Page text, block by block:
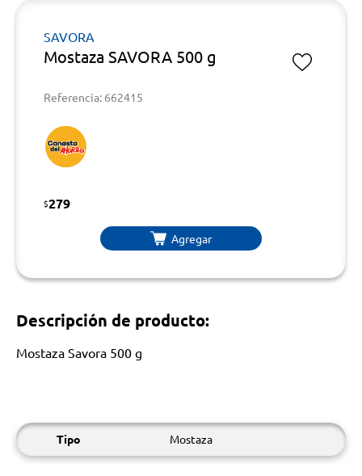
SAVORA
Mostaza SAVORA 500 g
Referencia: 662415
$279
Agregar
Descripción de producto:
Mostaza Savora 500 g
Tipo Mostaza